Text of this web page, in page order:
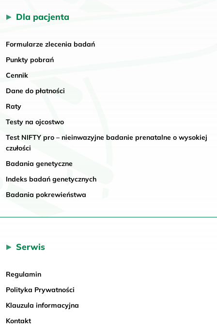
Dla pacjenta
Formularze zlecenia badań
Punkty pobrań
Cennik
Dane do płatności
Raty
Testy na ojcostwo
Test NIFTY pro – nieinwazyjne badanie prenatalne o wysokiej
czułości
Badania genetyczne
Indeks badań genetycznych
Badania pokrewieństwa
Serwis
Regulamin
Polityka Prywatności
Klauzula informacyjna
Kontakt